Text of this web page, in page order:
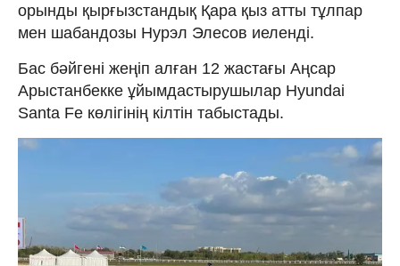
орынды қырғызстандық Қара қыз атты тұлпар
мен шабандозы Нурэл Элесов иеленді.
Бас бәйгені жеңіп алған 12 жастағы Аңсар
Арыстанбекке ұйымдастырушылар Hyundai
Santa Fe көлігінің кілтін табыстады.